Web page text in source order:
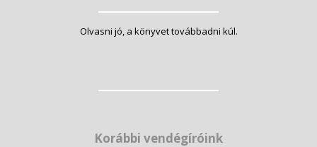
Olvasni jó, a könyvet továbbadni kúl.
Korábbi vendégíróink